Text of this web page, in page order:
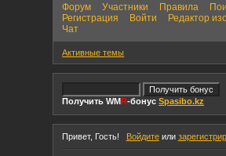
Форум Участники Правила
Регистрация
Войти
Редактор
Чат
Активные темы
Получить WMR-бонусSpasibo.kz
Привет, Гость! Войдитеили